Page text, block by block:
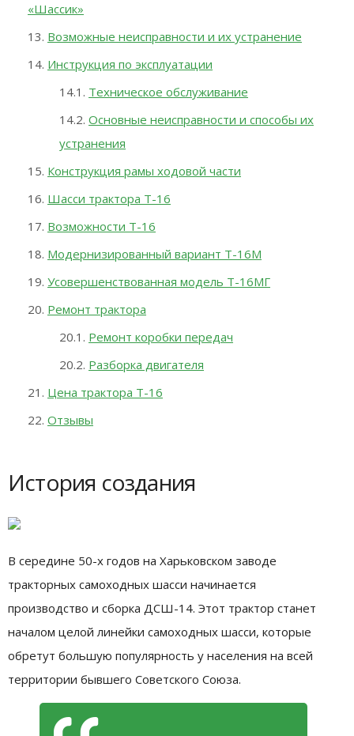
«Шассик»
Возможные неисправности и их устранение
Инструкция по эксплуатации
Техническое обслуживание
Основные неисправности и способы их
устранения
Конструкция рамы ходовой части
Шасси трактора Т-16
Возможности Т-16
Модернизированный вариант Т-16М
Усовершенствованная модель Т-16МГ
Ремонт трактора
Ремонт коробки передач
Разборка двигателя
Цена трактора Т-16
Отзывы
История создания
В середине 50-х годов на Харьковском заводе
тракторных самоходных шасси начинается
производство и сборка ДСШ-14. Этот трактор станет
началом целой линейки самоходных шасси, которые
обретут большую популярность у населения на всей
территории бывшего Советского Союза.